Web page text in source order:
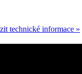
technické informace »